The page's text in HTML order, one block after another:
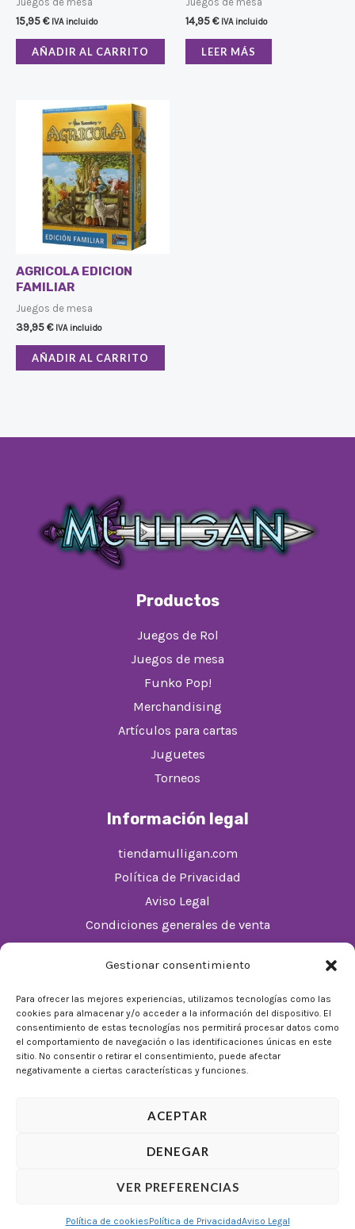
Gestionar consentimiento
Para ofrecer las mejores experiencias, utilizamos tecnologías como las
cookies para almacenar y/o acceder a la información del dispositivo. El
consentimiento de estas tecnologías nos permitirá procesar datos como
el comportamiento de navegación o las identificaciones únicas en este
sitio. No consentir o retirar el consentimiento, puede afectar
negativamente a ciertas características y funciones.
ACEPTAR
DENEGAR
VER PREFERENCIAS
Política de cookiesPolítica de PrivacidadAviso Legal
15,95€ IVA incluido
AÑADIR AL CARRITO
14,95€ IVA incluido
LEER MÁS
AGRICOLA EDICION
FAMILIAR
Juegos de mesa
39,95€ IVA incluido
AÑADIR AL CARRITO
Productos
Juegos de Rol
Juegos de mesa
Funko Pop!
Merchandising
Artículos para cartas
Juguetes
Torneos
Información legal
tiendamulligan.com
Política de Privacidad
Aviso Legal
Condiciones generales de venta
De Lunes a Domingos de 10:00 a 22:00
Festivos sujetos al horario del Málaga Factory
© 2026 Tienda Mulligan │ Desarrollado por